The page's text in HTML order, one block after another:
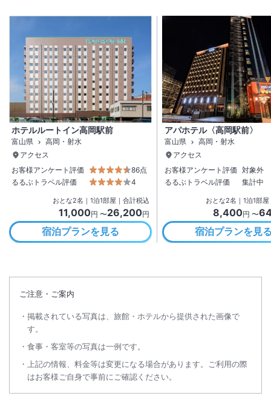
ホテルルートイン高岡駅前
富山県
高岡・射水
アクセス
お客様アンケート評価
86点
るるぶトラベル評価
4
おとな2名 ｜ 1泊1部屋｜合計税込
11,000円 〜26,200円
宿泊プランを見る
アパホテル〈高岡駅前〉
富山県
高岡・射水
アクセス
お客様アンケート評価 対象外
るるぶトラベル評価
集計中
おとな2名 ｜ 1泊1部屋
8,400円 〜
宿泊プランを見
ご注意・ご案内
掲載されている写真は、旅館・ホテルから提供された画像で
す。
食事・客室等の写真は一例です。
上記の情報、料金等は変更になる場合があります。ご利用の際
はお客様ご自身で事前にご確認ください。